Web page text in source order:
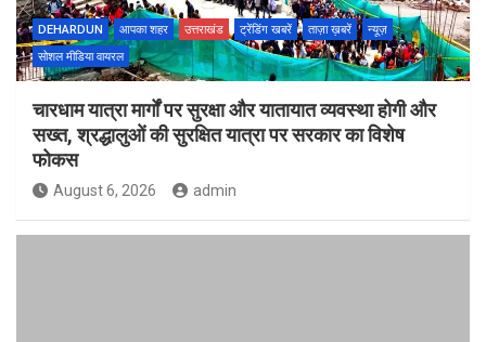
DEHARDUN आपका शहर उत्तराखंड ट्रेंडिंग खबरें ताज़ा ख़बरें
न्यूज़
सोशल मीडिया वायरल
चारधाम यात्रा मार्गों पर सुरक्षा और यातायात व्यवस्था होगी और
सख्त, श्रद्धालुओं की सुरक्षित यात्रा पर सरकार का विशेष
फोकस
August 6, 2026 admin